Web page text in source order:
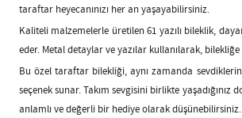
taraftar heyecanınızı her an yaşayabilirsiniz.
Kaliteli malzemelerle üretilen 61 yazılı bileklik,
eder. Metal detaylar ve yazılar kullanılarak,
Bu özel taraftar bilekliği, aynı zamanda
seçenek sunar. Takım sevgisini birlikte yaşadığınız
anlamlı ve değerli bir hediye olarak düşünebilirsiniz.